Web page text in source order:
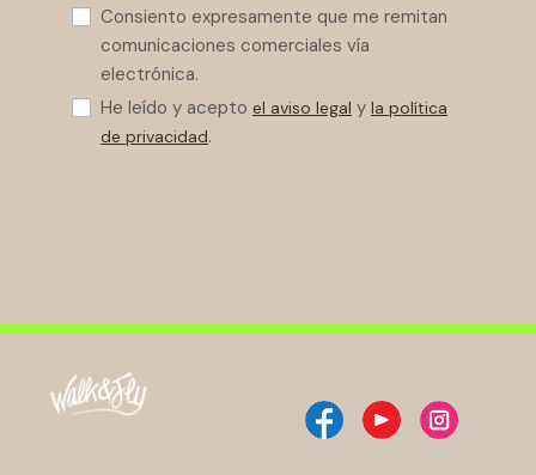
Consiento expresamente que me remitan
comunicaciones comerciales vía
electrónica.
He leído y acepto el aviso legal y la política
de privacidad.